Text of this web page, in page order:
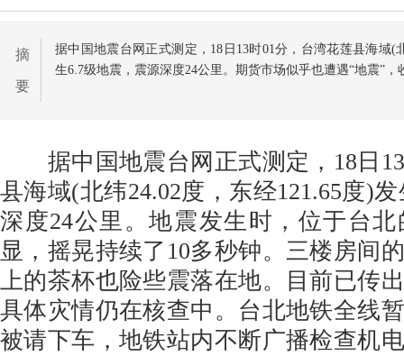
摘
要
据中国地震台网正式测定，18日13时01分，台湾花莲县海域(
生6.7级地震，震源深度24公里。期货市场似乎也遭遇“地震”
据中国地震台网正式测定，18日13
县海域(北纬24.02度，东经121.65度)
深度24公里。地震发生时，位于台
显，摇晃持续了10多秒钟。三楼房间
上的茶杯也险些震落在地。目前已传
具体灾情仍在核查中。台北地铁全线
被请下车，地铁站内不断广播检查机